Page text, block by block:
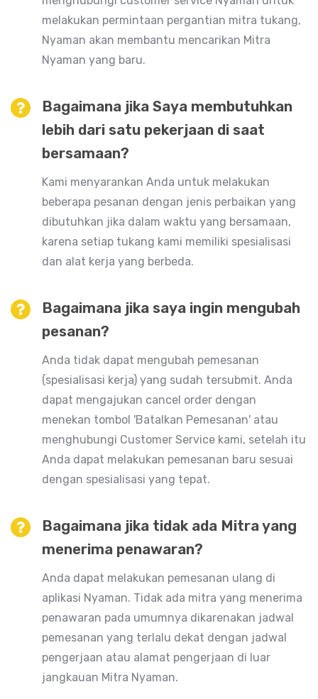
melakukan permintaan pergantian mitra tukang,
Nyaman akan membantu mencarikan Mitra
Nyaman yang baru.
Bagaimana jika Saya membutuhkan
lebih dari satu pekerjaan di saat
bersamaan?
Kami menyarankan Anda untuk melakukan
beberapa pesanan dengan jenis perbaikan yang
dibutuhkan jika dalam waktu yang bersamaan,
karena setiap tukang kami memiliki spesialisasi
dan alat kerja yang berbeda.
Bagaimana jika saya ingin mengubah
pesanan?
Anda tidak dapat mengubah pemesanan
(spesialisasi kerja) yang sudah tersubmit. Anda
dapat mengajukan cancel order dengan
menekan tombol 'Batalkan Pemesanan' atau
menghubungi Customer Service kami, setelah itu
Anda dapat melakukan pemesanan baru sesuai
dengan spesialisasi yang tepat.
Bagaimana jika tidak ada Mitra yang
menerima penawaran?
Anda dapat melakukan pemesanan ulang di
aplikasi Nyaman. Tidak ada mitra yang menerima
penawaran pada umumnya dikarenakan jadwal
pemesanan yang terlalu dekat dengan jadwal
pengerjaan atau alamat pengerjaan di luar
jangkauan Mitra Nyaman.